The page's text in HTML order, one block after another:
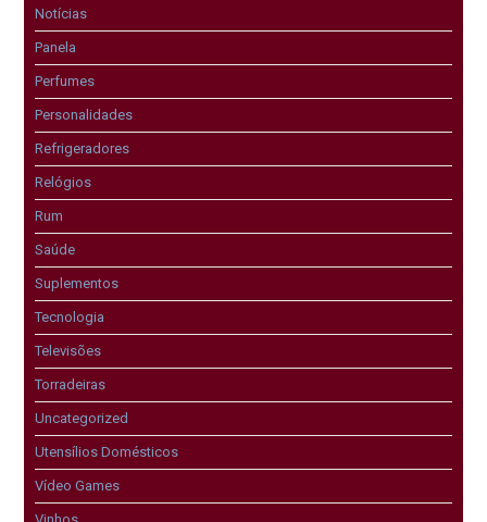
Notícias
Panela
Perfumes
Personalidades
Refrigeradores
Relógios
Rum
Saúde
Suplementos
Tecnologia
Televisões
Torradeiras
Uncategorized
Utensílios Domésticos
Vídeo Games